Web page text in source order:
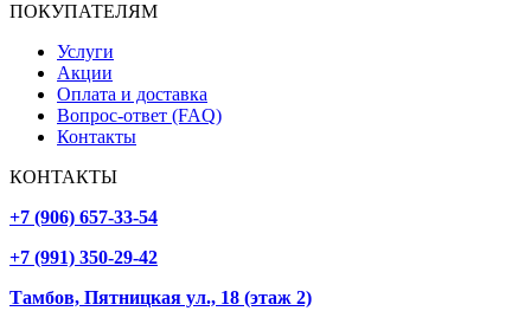
ПОКУПАТЕЛЯМ
Услуги
Акции
Оплата и доставка
Вопрос-ответ (FAQ)
Контакты
КОНТАКТЫ
+7 (906) 657-33-54
+7 (991) 350-29-42
Тамбов, Пятницкая ул., 18 (этаж 2)